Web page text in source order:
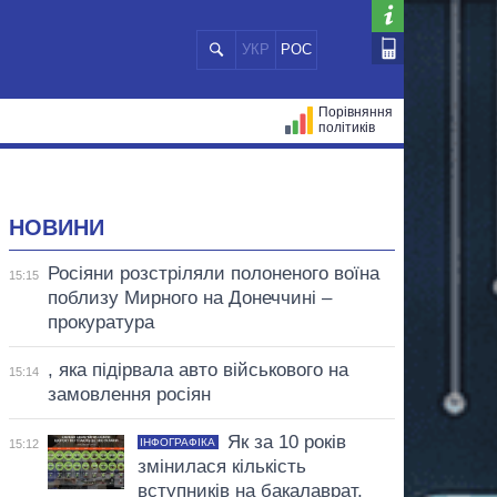
УКР РОС
Порівняння
політиків
НОВИНИ
15:15
Росіяни розстріляли полоненого воїна
поблизу Мирного на Донеччині –
прокуратура
15:14
, яка підірвала авто військового на
замовлення росіян
15:12 ІНФОГРАФІКА
Як за 10 років
змінилася кількість
вступників на бакалаврат,